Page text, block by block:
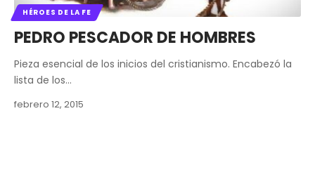
HÉROES DE LA FE
PEDRO PESCADOR DE HOMBRES
Pieza esencial de los inicios del cristianismo. Encabezó la
lista de los…
febrero 12, 2015